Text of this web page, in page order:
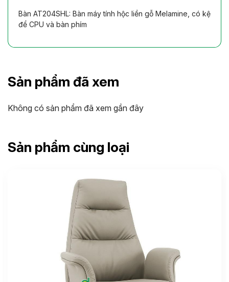
Bàn AT204SHL: Bàn máy tính hộc liền gỗ Melamine, có kệ
để CPU và bàn phím
Sản phẩm đã xem
Không có sản phẩm đã xem gần đây
Sản phẩm cùng loại